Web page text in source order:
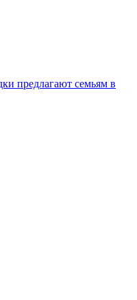
предлагают семьям в